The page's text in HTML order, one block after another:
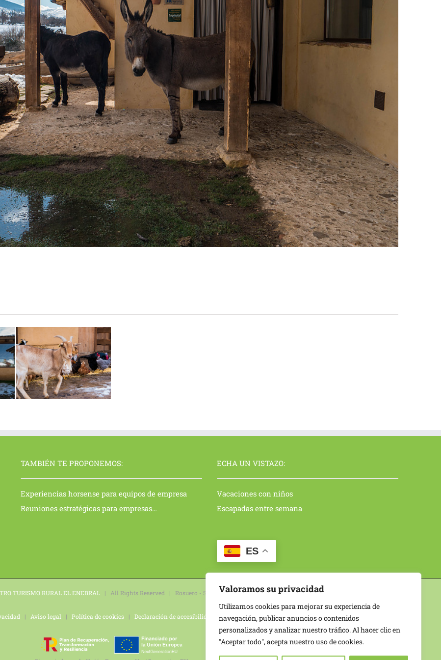
Valoramos su privacidad
Utilizamos cookies para mejorar su experiencia de
navegación, publicar anuncios o contenidos
personalizados y analizar nuestro tráfico. Al hacer clic en
"Aceptar todo", acepta nuestro uso de cookies.
TAMBIÉN TE PROPONEMOS:
Experiencias horsense para equipos de empresa
Reuniones estratégicas para empresas…
ECHA UN VISTAZO:
Vacaciones con niños
Escapadas entre semana
ES
TURISMO RURAL EL ENEBRAL| All Rights Reserved | Rosuero - Santo Tome del Puerto | Segovia
| Aviso legal| Política de cookies| Declaración de accesibilidad |Mapa del sitio